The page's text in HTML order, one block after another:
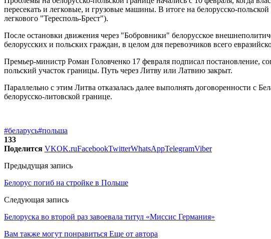
пересекать и легковые, и грузовые машины. В итоге на белорусско-
легкового "Тересполь-Брест").
После остановки движения через "Бобровники" белорусское
белорусских и польских граждан, в целом для перевозчиков всего
Премьер-министр Роман Головченко 17 февраля подписал постановление,
польский участок границы. Путь через Литву или Латвию закрыт.
Параллельно с этим Литва отказалась далее выполнять договоренности с
белорусско-литовской границе.
#беларусь#польша
133
Поделится VKOK.ruFacebookTwitterWhatsAppTelegramViber
Предыдущая запись
Белорус погиб на стройке в Польше
Следующая запись
Белоруска во второй раз завоевала титул «Миссис Германия»
Вам также могут понравиться Еще от автора